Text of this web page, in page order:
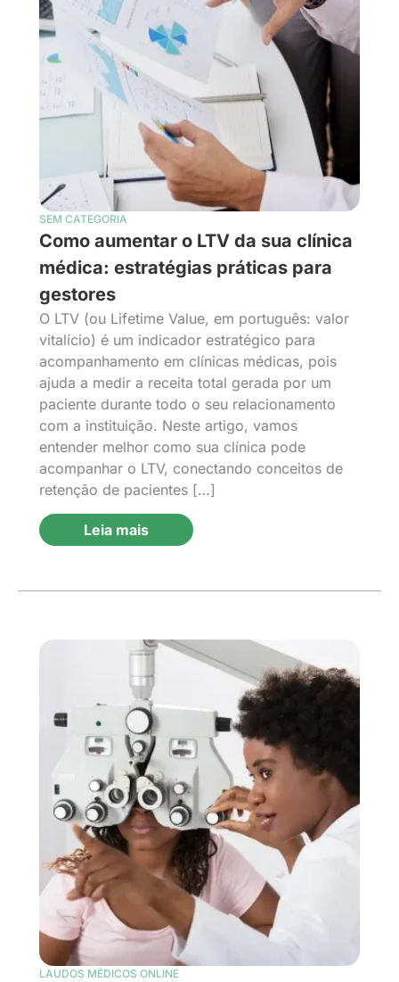
SEM CATEGORIA
Como aumentar o LTV da sua clínica
médica: estratégias práticas para
gestores
O LTV (ou Lifetime Value, em português: valor
vitalício) é um indicador estratégico para
acompanhamento em clínicas médicas, pois
ajuda a medir a receita total gerada por um
paciente durante todo o seu relacionamento
com a instituição. Neste artigo, vamos
entender melhor como sua clínica pode
acompanhar o LTV, conectando conceitos de
retenção de pacientes […]
Leia mais
LAUDOS MÉDICOS ONLINE